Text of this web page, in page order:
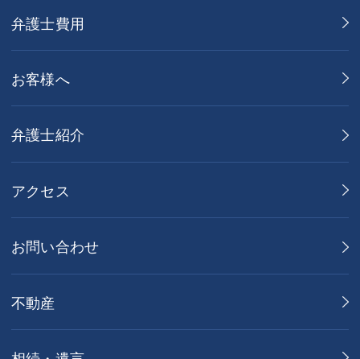
弁護士費用
お客様へ
弁護士紹介
アクセス
お問い合わせ
不動産